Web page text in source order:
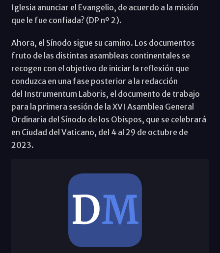
Iglesia anunciar el Evangelio, de acuerdo a la misión
que le fue confiada? (DP nº 2).
Ahora, el Sínodo sigue su camino. Los documentos
fruto de las distintas asambleas continentales se
recogen con el objetivo de iniciar la reflexión que
conduzca en una fase posterior a la redacción
del Instrumentum Laboris, el documento de trabajo
para la primera sesión de la XVI Asamblea General
Ordinaria del Sínodo de los Obispos, que se celebrará
en Ciudad del Vaticano, del 4 al 29 de octubre de
2023.